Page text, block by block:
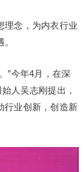
理念，为内衣行业
”今年4月，在深
人吴志刚提出，
行业创新，创造新